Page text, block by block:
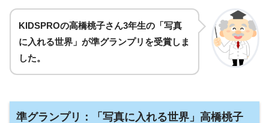
KIDSPROの高橋桃子さん3年生の「写真
に入れる世界」が準グランプリを受賞しま
した。
準グランプリ： 「写真に入れる世界」高橋桃子